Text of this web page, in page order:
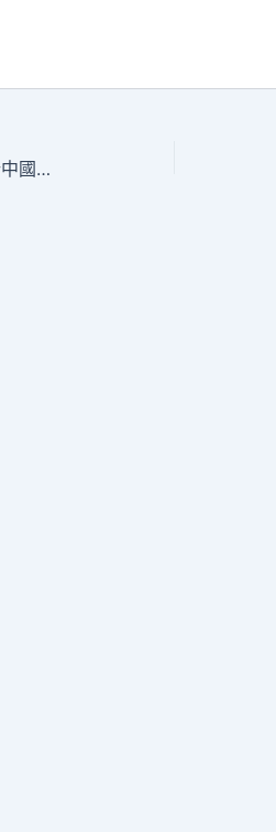
在柬埔寨金邊感觸感染JIUYI俱意診所設計中國“年味”